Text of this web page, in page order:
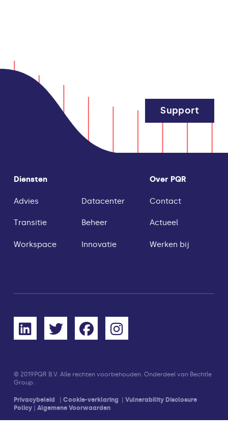
Diensten
Advies
Transitie
Workspace
Datacenter
Beheer
Innovatie
Over PQR
Contact
Actueel
Werken bij
Support
© 2019PQR B.V. Alle rechten voorbehouden. Onderdeel van Bechtle
Group.
Privacybeleid | Cookie-verklaring | Vulnerability Disclosure
Policy | Algemene Voorwaarden